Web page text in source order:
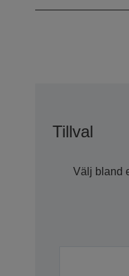
Tillval
Välj bland